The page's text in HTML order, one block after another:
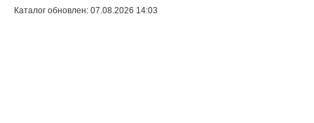
Каталог обновлен: 07.08.2026 14:03